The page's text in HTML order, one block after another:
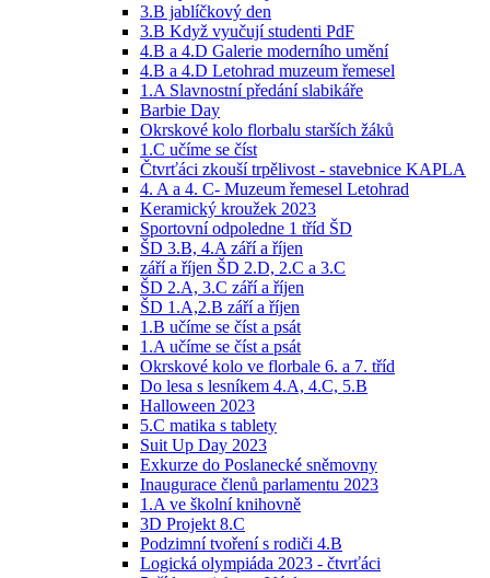
3.B jablíčkový den
3.B Když vyučují studenti PdF
4.B a 4.D Galerie moderního umění
4.B a 4.D Letohrad muzeum řemesel
1.A Slavnostní předání slabikáře
Barbie Day
Okrskové kolo florbalu starších žáků
1.C učíme se číst
Čtvrťáci zkouší trpělivost - stavebnice KAPLA
4. A a 4. C- Muzeum řemesel Letohrad
Keramický kroužek 2023
Sportovní odpoledne 1 tříd ŠD
ŠD 3.B, 4.A září a říjen
září a říjen ŠD 2.D, 2.C a 3.C
ŠD 2.A, 3.C září a říjen
ŠD 1.A,2.B září a říjen
1.B učíme se číst a psát
1.A učíme se číst a psát
Okrskové kolo ve florbale 6. a 7. tříd
Do lesa s lesníkem 4.A, 4.C, 5.B
Halloween 2023
5.C matika s tablety
Suit Up Day 2023
Exkurze do Poslanecké sněmovny
Inaugurace členů parlamentu 2023
1.A ve školní knihovně
3D Projekt 8.C
Podzimní tvoření s rodiči 4.B
Logická olympiáda 2023 - čtvrťáci